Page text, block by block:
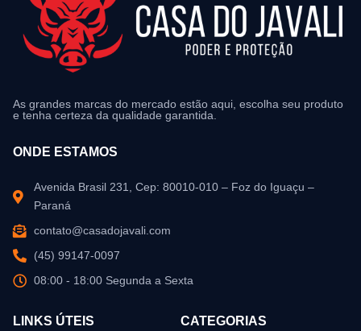
As grandes marcas do mercado estão aqui, escolha seu produto
e tenha certeza da qualidade garantida.
ONDE ESTAMOS
Avenida Brasil 231, Cep: 80010-010 – Foz do Iguaçu –
Paraná
contato@casadojavali.com
(45) 99147-0097
08:00 - 18:00 Segunda a Sexta
LINKS ÚTEIS CATEGORIAS